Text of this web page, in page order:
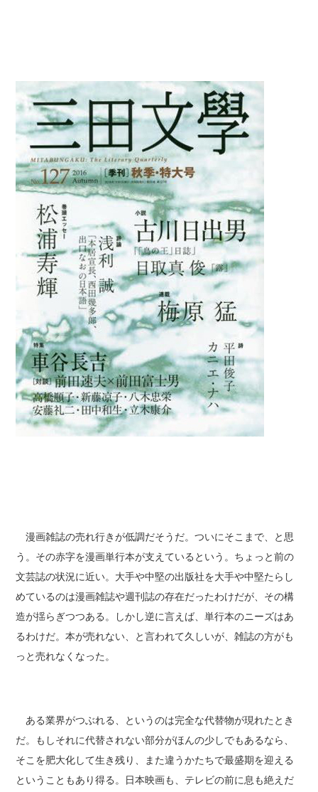
漫画雑誌の売れ行きが低調だそうだ。ついにそこまで、と思
う。その赤字を漫画単行本が支えているという。ちょっと前の
文芸誌の状況に近い。大手や中堅の出版社を大手や中堅たらし
めているのは漫画雑誌や週刊誌の存在だったわけだが、その構
造が揺らぎつつある。しかし逆に言えば、単行本のニーズはあ
るわけだ。本が売れない、と言われて久しいが、雑誌の方がも
っと売れなくなった。
ある業界がつぶれる、というのは完全な代替物が現れたとき
だ。もしそれに代替されない部分がほんの少しでもあるなら、
そこを肥大化して生き残り、また違うかたちで最盛期を迎える
ということもあり得る。日本映画も、テレビの前に息も絶えだ